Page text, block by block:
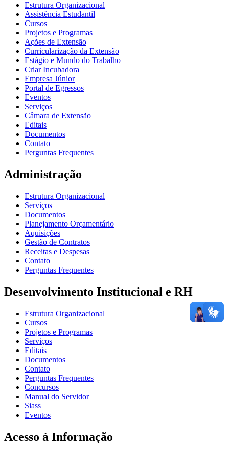
Estrutura Organizacional
Assistência Estudantil
Cursos
Projetos e Programas
Ações de Extensão
Curricularização da Extensão
Estágio e Mundo do Trabalho
Criar Incubadora
Empresa Júnior
Portal de Egressos
Eventos
Serviços
Câmara de Extensão
Editais
Documentos
Contato
Perguntas Frequentes
Administração
Estrutura Organizacional
Serviços
Documentos
Planejamento Orçamentário
Aquisições
Gestão de Contratos
Receitas e Despesas
Contato
Perguntas Frequentes
Desenvolvimento Institucional e RH
Estrutura Organizacional
Cursos
Projetos e Programas
Serviços
Editais
Documentos
Contato
Perguntas Frequentes
Concursos
Manual do Servidor
Siass
Eventos
Acesso à Informação